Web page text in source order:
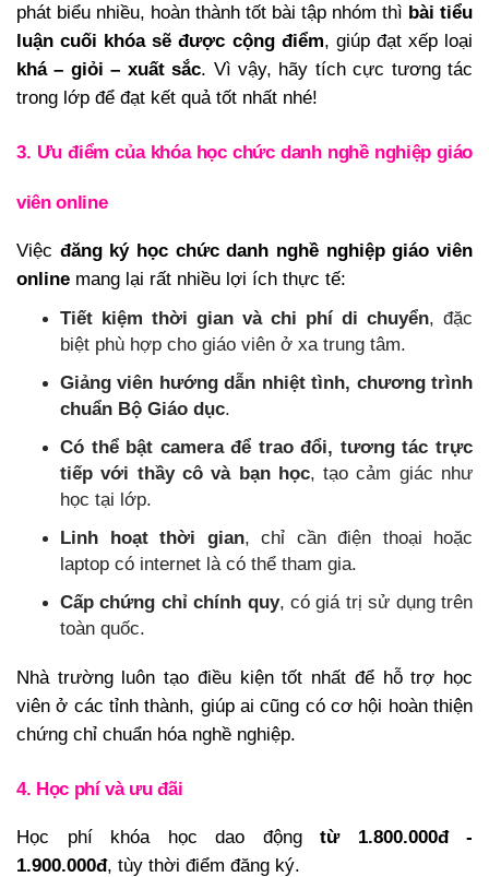
phát biểu nhiều, hoàn thành tốt bài tập nhóm thì bài tiểu
luận cuối khóa sẽ được cộng điểm, giúp đạt xếp loại
khá – giỏi – xuất sắc. Vì vậy, hãy tích cực tương tác
trong lớp để đạt kết quả tốt nhất nhé!
3. Ưu điểm của khóa học chức danh nghề nghiệp giáo
viên online
Việc đăng ký học chức danh nghề nghiệp giáo viên
online mang lại rất nhiều lợi ích thực tế:
Tiết kiệm thời gian và chi phí di chuyển, đặc
biệt phù hợp cho giáo viên ở xa trung tâm.
Giảng viên hướng dẫn nhiệt tình, chương trình
chuẩn Bộ Giáo dục.
Có thể bật camera để trao đổi, tương tác trực
tiếp với thầy cô và bạn học, tạo cảm giác như
học tại lớp.
Linh hoạt thời gian, chỉ cần điện thoại hoặc
laptop có internet là có thể tham gia.
Cấp chứng chỉ chính quy, có giá trị sử dụng trên
toàn quốc.
Nhà trường luôn tạo điều kiện tốt nhất để hỗ trợ học
viên ở các tỉnh thành, giúp ai cũng có cơ hội hoàn thiện
chứng chỉ chuẩn hóa nghề nghiệp.
4. Học phí và ưu đãi
Học phí khóa học dao động từ 1.800.000đ -
1.900.000đ, tùy thời điểm đăng ký.